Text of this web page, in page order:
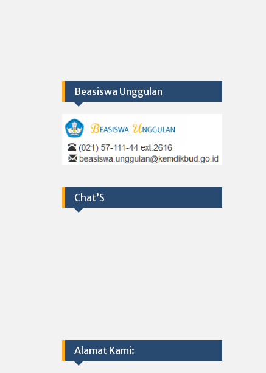
Beasiswa Unggulan
Chat’S
Alamat Kami: